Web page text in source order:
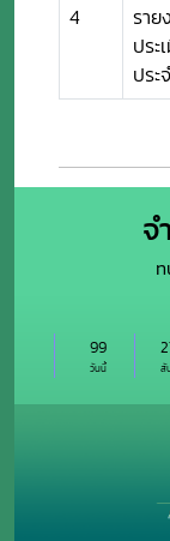
4
ราย
ปร
ปร
จ
วันนี้
99
สั